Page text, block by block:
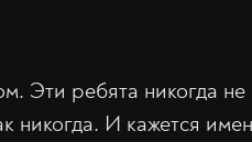
Эти ребята никогда не
никогда. И кажется